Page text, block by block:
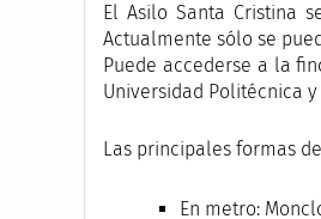
El Asilo Santa Cristina
Actualmente sólo se
Puede accederse a la
Universidad Politécnica
Las principales formas
En metro: